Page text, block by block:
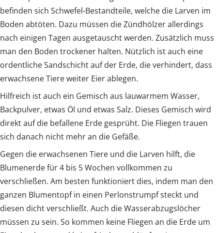
befinden sich Schwefel-Bestandteile, welche die Larven im
Boden abtöten. Dazu müssen die Zündhölzer allerdings
nach einigen Tagen ausgetauscht werden. Zusätzlich muss
man den Boden trockener halten. Nützlich ist auch eine
ordentliche Sandschicht auf der Erde, die verhindert, dass
erwachsene Tiere weiter Eier ablegen.
Hilfreich ist auch ein Gemisch aus lauwarmem Wasser,
Backpulver, etwas Öl und etwas Salz. Dieses Gemisch wird
direkt auf die befallene Erde gesprüht. Die Fliegen trauen
sich danach nicht mehr an die Gefäße.
Gegen die erwachsenen Tiere und die Larven hilft, die
Blumenerde für 4 bis 5 Wochen vollkommen zu
verschließen. Am besten funktioniert dies, indem man den
ganzen Blumentopf in einen Perlonstrumpf steckt und
diesen dicht verschließt. Auch die Wasserabzugslöcher
müssen zu sein. So kommen keine Fliegen an die Erde um